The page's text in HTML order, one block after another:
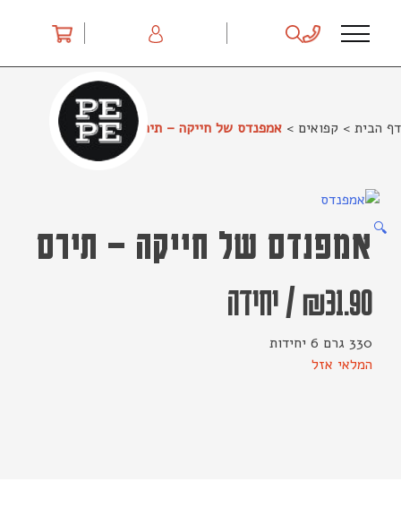
דף הבית > קפואים > אמפנדס של חייקה – תירס
🔍 אמפנדס של חייקה – תירס
₪31.90
/יחידה
330 גרם 6 יחידות
המלאי אזל